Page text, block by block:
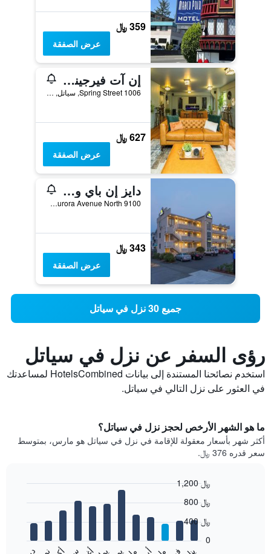
359 ﷼
عرض الصفقة
إن آت فيرجينيا ماسون
1006 Spring Street, سياتل, WA, الولايات المتحدة الأميريكية
627 ﷼
عرض الصفقة
دايز إن باي ويندام سياتل نورث أوف داونتاون
9100 Aurora Avenue North, سياتل, WA, الولايات المتحدة الأميريكية
343 ﷼
عرض الصفقة
جميع 30 نزل في سياتل
رؤى السفر عن نزل في سياتل
استخدم نصائحنا المستندة إلى بيانات HotelsCombined لمساعدتك
في العثور على نزل التالي في سياتل.
ما هو الشهر الأرخص لحجز نزل في سياتل؟
أكثر شهر بأسعار معقولة للإقامة في نزل في سياتل هو مارس، بمتوسط
سعر قدره 376 ﷼.
0
400 ﷼
800 ﷼
1,200 ﷼